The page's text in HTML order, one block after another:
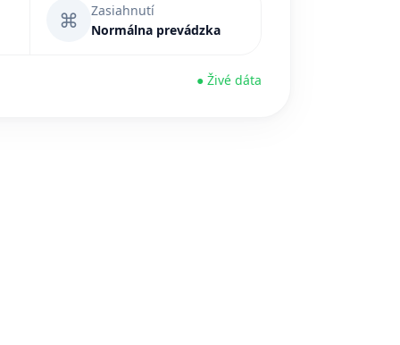
⌘
Zasiahnutí
Normálna prevádzka
● Živé dáta